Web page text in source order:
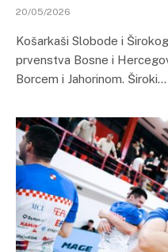
20/05/2026
Košarkaši Slobode i
prvenstva Bosne i
Borcem i Jahorinom. Široki…